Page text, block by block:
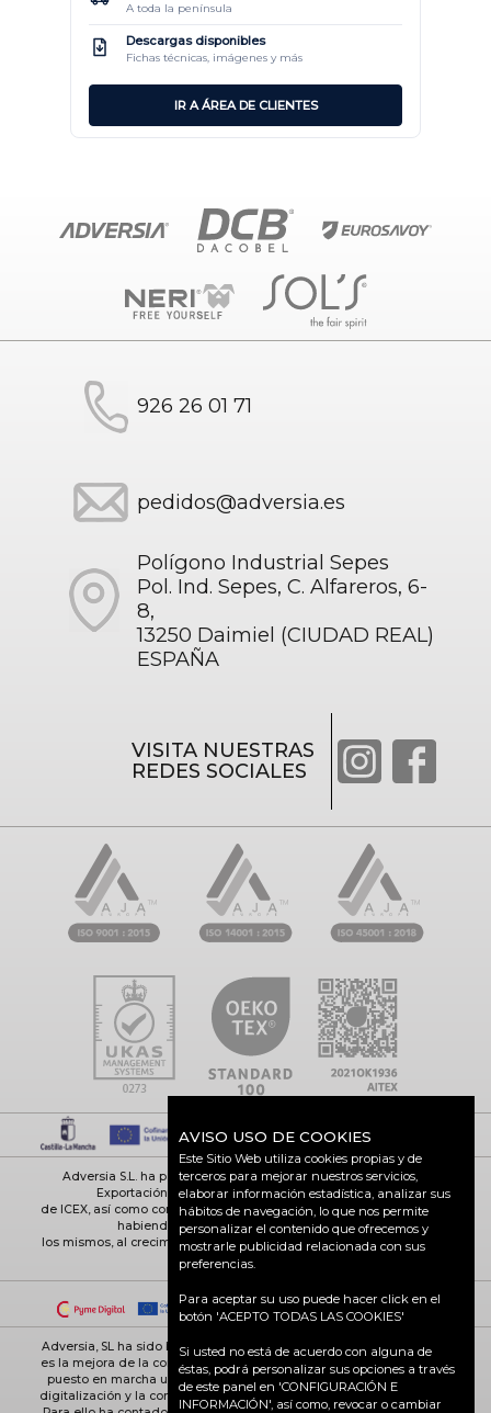
A toda la península
Descargas disponibles
Fichas técnicas, imágenes y más
IR A ÁREA DE CLIENTES
926 26 01 71
pedidos@adversia.es
Polígono Industrial Sepes
Pol. Ind. Sepes, C. Alfareros, 6-
8,
13250 Daimiel (CIUDAD REAL)
ESPAÑA
VISITA NUESTRAS
REDES SOCIALES
Adversia S.L. ha participado en el Programa de Iniciación a la
Exportación ICEX-Next, y ha contado con el apoyo
de ICEX, así como con la cofinanciación de Fondos europeos FEDER,
habiendo contribuido según la medida de
los mismos, al crecimiento económico de esta empresa, su región y
de España en su conjunto
Adversia, SL ha sido beneficiaria de Fondos Europeos, cuyo objetivo
es la mejora de la competitividad de las PYMES, y gracias al cual ha
puesto en marcha un Plan de Acción con el objetivo de reforzar la
digitalización y la competitividad de las pymes durante el año 2025.
AVISO USO DE COOKIES
Este Sitio Web utiliza cookies propias y de
terceros para mejorar nuestros servicios,
elaborar información estadística, analizar sus
hábitos de navegación, lo que nos permite
personalizar el contenido que ofrecemos y
mostrarle publicidad relacionada con sus
preferencias.
Para aceptar su uso puede hacer click en el
botón 'ACEPTO TODAS LAS COOKIES'
Si usted no está de acuerdo con alguna de
éstas, podrá personalizar sus opciones a través
de este panel en 'CONFIGURACIÓN E
INFORMACIÓN', así como, revocar o cambiar